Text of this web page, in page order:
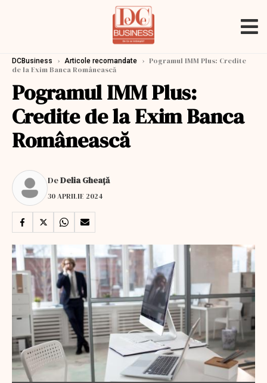
DCBusiness › Articole recomandate › Pogramul IMM Plus: Credite
de la Exim Banca Românească
Pogramul IMM Plus:
Credite de la Exim Banca
Românească
DeDelia Gheață
30 APRILIE 2024